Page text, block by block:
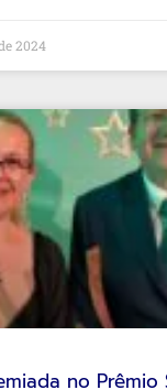
2024
no Prêmio